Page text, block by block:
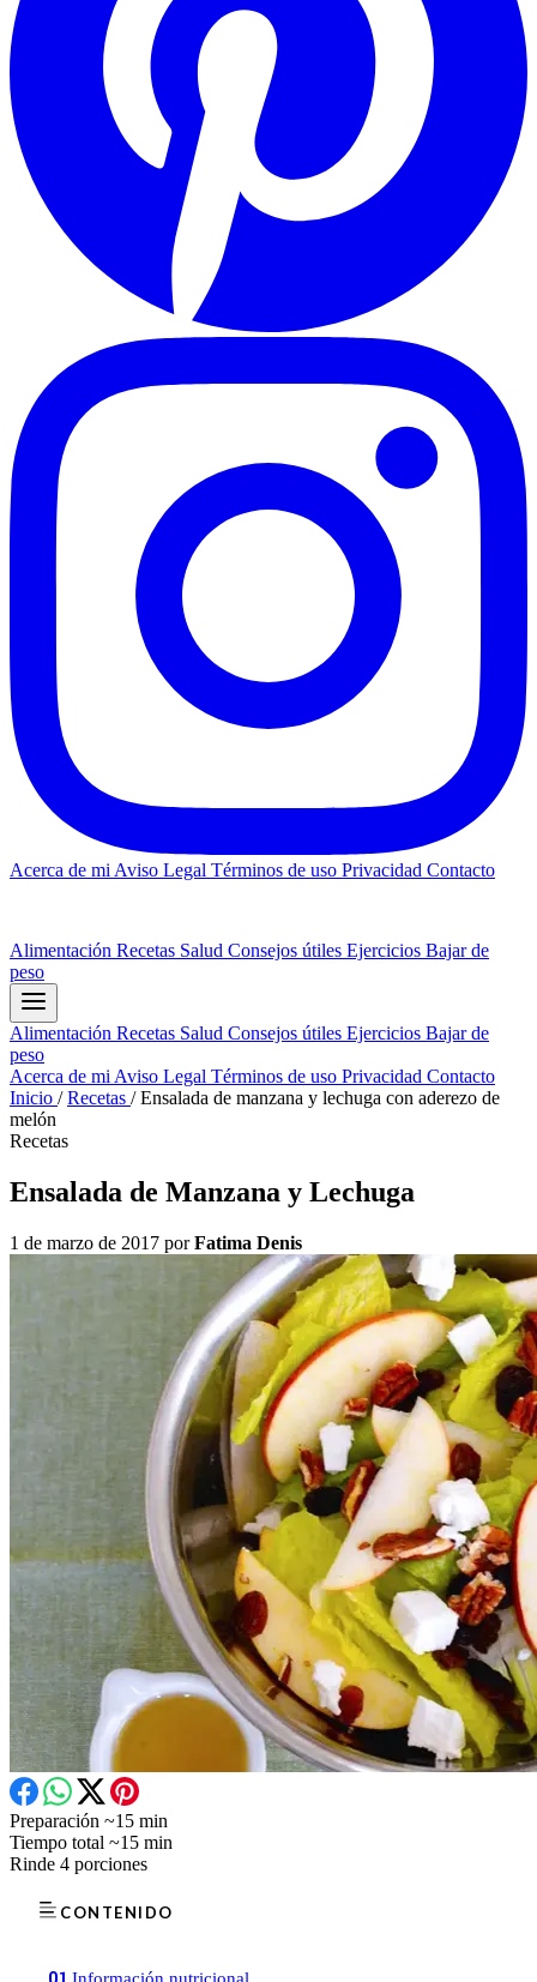
Acerca de mi Aviso Legal Términos de uso Privacidad Contacto
Alimentación Recetas Salud Consejos útiles Ejercicios Bajar de
peso
Alimentación Recetas Salud Consejos útiles Ejercicios Bajar de
peso
Acerca de mi Aviso Legal Términos de uso Privacidad Contacto
Inicio / Recetas / Ensalada de manzana y lechuga con aderezo de
melón
Recetas
Ensalada de Manzana y Lechuga
1 de marzo de 2017 porFatima Denis
Preparación ~15 min
Tiempo total ~15 min
Rinde 4 porciones
CONTENIDO